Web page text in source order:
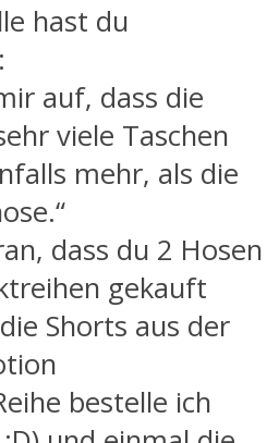
hast du
auf, dass die
viele Taschen
mehr, als die
dass du 2 Hosen
gekauft
Shorts aus der
bestelle ich